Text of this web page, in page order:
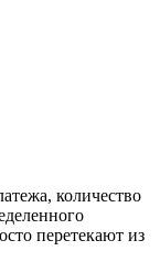
количество
перетекают из